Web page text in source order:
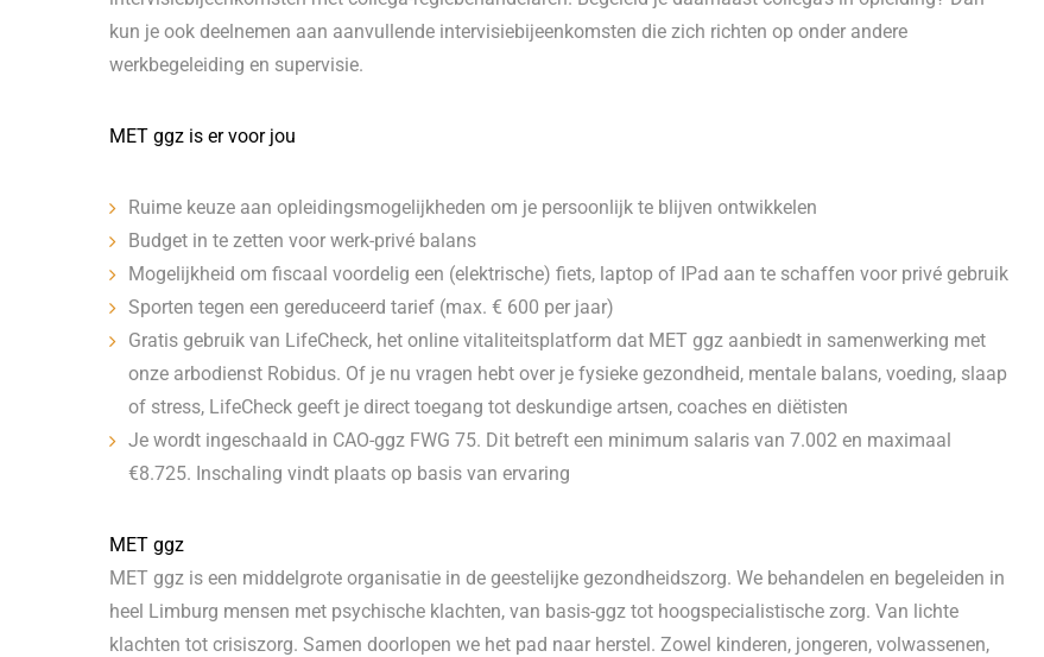
kun je ook deelnemen aan aanvullende intervisiebijeenkomsten die zich richten op onder andere
werkbegeleiding en supervisie.
MET ggz is er voor jou
Ruime keuze aan opleidingsmogelijkheden om je persoonlijk te blijven ontwikkelen
Budget in te zetten voor werk-privé balans
Mogelijkheid om fiscaal voordelig een (elektrische) fiets, laptop of IPad aan te schaffen voor privé gebruik
Sporten tegen een gereduceerd tarief (max. € 600 per jaar)
Gratis gebruik van LifeCheck, het online vitaliteitsplatform dat MET ggz aanbiedt in samenwerking met
onze arbodienst Robidus. Of je nu vragen hebt over je fysieke gezondheid, mentale balans, voeding, slaap
of stress, LifeCheck geeft je direct toegang tot deskundige artsen, coaches en diëtisten
Je wordt ingeschaald in CAO-ggz FWG 75. Dit betreft een minimum salaris van 7.002 en maximaal
€8.725. Inschaling vindt plaats op basis van ervaring
MET ggz
MET ggz is een middelgrote organisatie in de geestelijke gezondheidszorg. We behandelen en begeleiden in
heel Limburg mensen met psychische klachten, van basis-ggz tot hoogspecialistische zorg. Van lichte
klachten tot crisiszorg. Samen doorlopen we het pad naar herstel. Zowel kinderen, jongeren, volwassenen,